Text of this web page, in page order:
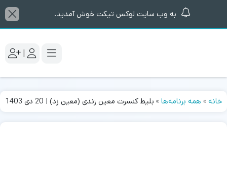
به وب سایت لوکس تیکت خوش آمدید.
|
خانه » همه برنامه‌ها » بلیط کنسرت معین زندی (معین زد) | 20 دی 1403